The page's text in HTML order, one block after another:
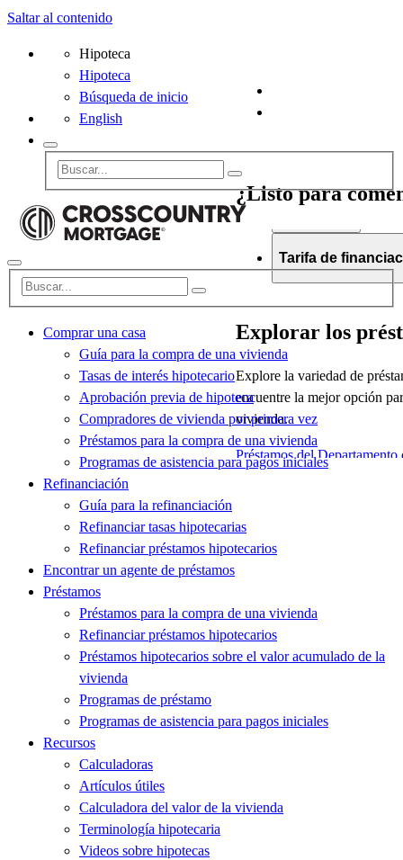
Saltar al contenido
Hipoteca
Hipoteca
Búsqueda de inicio
English
Comprar una casa
Guía para la compra de una vivienda
Tasas de interés hipotecario
Aprobación previa de hipoteca
Compradores de vivienda por primera vez
Préstamos para la compra de una vivienda
Programas de asistencia para pagos iniciales
Refinanciación
Guía para la refinanciación
Refinanciar tasas hipotecarias
Refinanciar préstamos hipotecarios
Encontrar un agente de préstamos
Préstamos
Préstamos para la compra de una vivienda
Refinanciar préstamos hipotecarios
Préstamos hipotecarios sobre el valor acumulado de la
vivienda
Programas de préstamo
Programas de asistencia para pagos iniciales
Recursos
Calculadoras
Artículos útiles
Calculadora del valor de la vivienda
Terminología hipotecaria
Videos sobre hipotecas